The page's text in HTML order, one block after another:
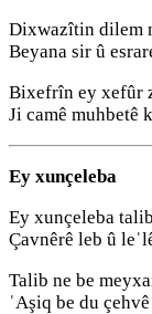
Dixwazîtin dilem
Beyana sir û
Bixefrîn ey xefûr
Ji camê muhbetê
Ey xunçeleba
Ey xunçeleba
Çavnêrê leb û
Talib ne be
ˈAşiq be du